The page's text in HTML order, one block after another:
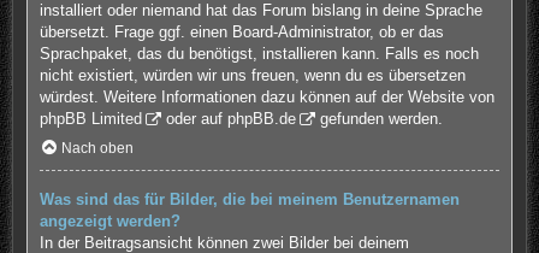
installiert oder niemand hat das Forum bislang in deine Sprache
übersetzt. Frage ggf. einen Board-Administrator, ob er das
Sprachpaket, das du benötigst, installieren kann. Falls es noch
nicht existiert, würden wir uns freuen, wenn du es übersetzen
würdest. Weitere Informationen dazu können auf der Website von
phpBB Limited
oder auf phpBB.de gefunden werden.
Nach oben
Was sind das für Bilder, die bei meinem Benutzernamen
angezeigt werden?
In der Beitragsansicht können zwei Bilder bei deinem